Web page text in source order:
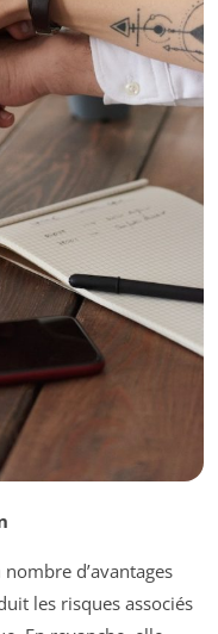
d’avantages
les risques associés